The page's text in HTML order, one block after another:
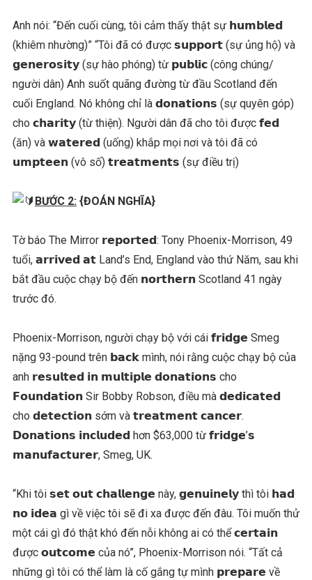
Anh nói: “Đến cuối cùng, tôi cảm thấy thật sự 𝗵𝘂𝗺𝗯𝗹𝗲𝗱
(khiêm nhường)” “Tôi đã có được 𝘀𝘂𝗽𝗽𝗼𝗿𝘁 (sự ủng hộ) và
𝗴𝗲𝗻𝗲𝗿𝗼𝘀𝗶𝘁𝘆 (sự hào phóng) từ 𝗽𝘂𝗯𝗹𝗶𝗰 (công chúng/
người dân) Anh suốt quãng đường từ đầu Scotland đến
cuối England. Nó không chỉ là 𝗱𝗼𝗻𝗮𝘁𝗶𝗼𝗻𝘀 (sự quyên góp)
cho 𝗰𝗵𝗮𝗿𝗶𝘁𝘆 (từ thiện). Người dân đã cho tôi được 𝗳𝗲𝗱
(ăn) và 𝘄𝗮𝘁𝗲𝗿𝗲𝗱 (uống) khắp mọi nơi và tôi đã có
𝘂𝗺𝗽𝘁𝗲𝗲𝗻 (vô số) 𝘁𝗿𝗲𝗮𝘁𝗺𝗲𝗻𝘁𝘀 (sự điều trị)
BƯỚC 2: {ĐOÁN NGHĨA}
Tờ báo The Mirror 𝗿𝗲𝗽𝗼𝗿𝘁𝗲𝗱: Tony Phoenix-Morrison, 49
tuổi, 𝗮𝗿𝗿𝗶𝘃𝗲𝗱 𝗮𝘁 Land’s End, England vào thứ Năm, sau khi
bắt đầu cuộc chạy bộ đến 𝗻𝗼𝗿𝘁𝗵𝗲𝗿𝗻 Scotland 41 ngày
trước đó.
Phoenix-Morrison, người chạy bộ với cái 𝗳𝗿𝗶𝗱𝗴𝗲 Smeg
nặng 93-pound trên 𝗯𝗮𝗰𝗸 mình, nói rằng cuộc chạy bộ của
anh 𝗿𝗲𝘀𝘂𝗹𝘁𝗲𝗱 𝗶𝗻 𝗺𝘂𝗹𝘁𝗶𝗽𝗹𝗲 𝗱𝗼𝗻𝗮𝘁𝗶𝗼𝗻𝘀 cho
𝗙𝗼𝘂𝗻𝗱𝗮𝘁𝗶𝗼𝗻 Sir Bobby Robson, điều mà 𝗱𝗲𝗱𝗶𝗰𝗮𝘁𝗲𝗱
cho 𝗱𝗲𝘁𝗲𝗰𝘁𝗶𝗼𝗻 sớm và 𝘁𝗿𝗲𝗮𝘁𝗺𝗲𝗻𝘁 𝗰𝗮𝗻𝗰𝗲𝗿.
𝗗𝗼𝗻𝗮𝘁𝗶𝗼𝗻𝘀 𝗶𝗻𝗰𝗹𝘂𝗱𝗲𝗱 hơn $63,000 từ 𝗳𝗿𝗶𝗱𝗴𝗲’𝘀
𝗺𝗮𝗻𝘂𝗳𝗮𝗰𝘁𝘂𝗿𝗲𝗿, Smeg, UK.
“Khi tôi 𝘀𝗲𝘁 𝗼𝘂𝘁 𝗰𝗵𝗮𝗹𝗹𝗲𝗻𝗴𝗲 này, 𝗴𝗲𝗻𝘂𝗶𝗻𝗲𝗹𝘆 thì tôi 𝗵𝗮𝗱
𝗻𝗼 𝗶𝗱𝗲𝗮 gì về việc tôi sẽ đi xa được đến đâu. Tôi muốn thử
một cái gì đó thật khó đến nỗi không ai có thể 𝗰𝗲𝗿𝘁𝗮𝗶𝗻
được 𝗼𝘂𝘁𝗰𝗼𝗺𝗲 của nó”, Phoenix-Morrison nói. “Tất cả
những gì tôi có thể làm là cố gắng tự mình 𝗽𝗿𝗲𝗽𝗮𝗿𝗲 về